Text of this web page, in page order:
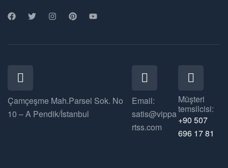
Çamçeşme Mah.Parsel Sok. No
10 – A Pendik/İstanbul
Email:
satis@vippa
rtss.com
Müşteri
temsilcisi:
+90 507
696 17 81